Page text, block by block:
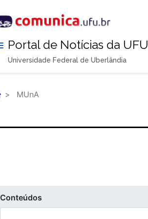
Portal de Notícias da UFU
Universidade Federal de Uberlândia
MUnA
Conteúdos